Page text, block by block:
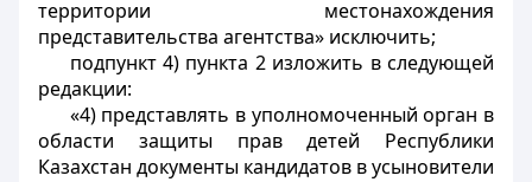
территории местонахождения
представительства агентства» исключить;
подпункт 4) пункта 2 изложить в следующей
редакции:
«4) представлять в уполномоченный орган в
области защиты прав детей Республики
Казахстан документы кандидатов в усыновители